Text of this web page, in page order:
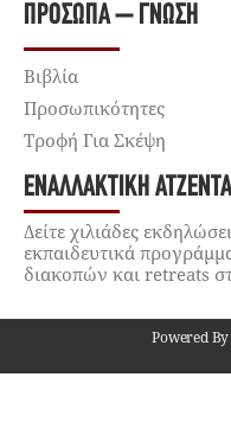
ΠΡΌΣΩΠΑ – ΓΝΏΣΗ
Βιβλία
Προσωπικότητες
Τροφή Για Σκέψη
ΕΝΑΛΛΑΚΤΙΚΉ ΑΤΖΈΝΤΑ
Δείτε χιλιάδες
εκπαιδευτικά
διακοπών και retreats
Powered